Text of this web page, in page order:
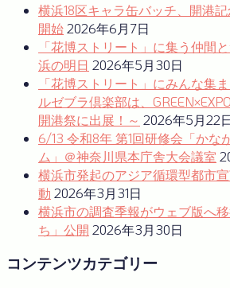
ー
シ
横浜18区キャラ缶バッチ、開港
開始2026年6月7日
「花博ストリート」に集う仲間
浜の明日 2026年5月30日
「花博ストリート」にみんな集
ルゼブラ倶楽部は、
開港祭に出展！～ 2026年5月22
6/13 令和8年 第1回研修会「かな
ム」＠神奈川県本庁舎大会議室
横浜市発起のアジア循環型都市
動 2026年3月31日
横浜市の調査季報がウェブ版へ
ち」公開 2026年3月30日
コンテンツカテゴリー